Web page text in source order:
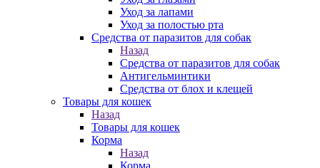
Уход за лапами
Уход за полостью рта
Средства от паразитов для собак
Назад
Средства от паразитов для собак
Антигельминтики
Средства от блох и клещей
Товары для кошек
Назад
Товары для кошек
Корма
Назад
Корма